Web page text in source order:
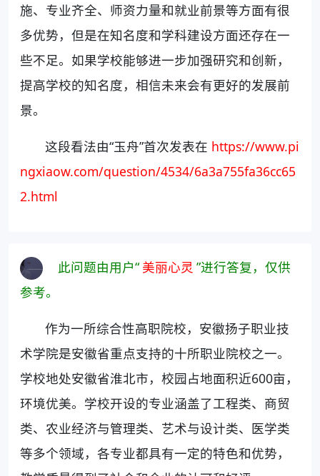
施、专业齐全、师资力量和就业前景等方面有很
多优势，但是在知名度和学科建设方面还存在一
些不足。如果学校能够进一步加强研究和创新，
提高学校的知名度，相信未来会有更好的发展前
景。
这段看法由“玉舟”首次发表在 https://www.pi
ngxiaow.com/question/4534/6a3a755fa36cc65
2.html
此问题由用户“ 美丽心灵 ”进行答复，仅供
参考。
作为一所综合性高职院校，安徽扬子职业技
术学院是安徽省重点支持的十所职业院校之一。
学校地处安徽省淮北市，校园占地面积近600亩，
环境优美。学校开设的专业涵盖了工程类、商贸
类、农业经济与管理类、艺术与设计类、医学类
等多个领域，各专业都具有一定的特色和优势，